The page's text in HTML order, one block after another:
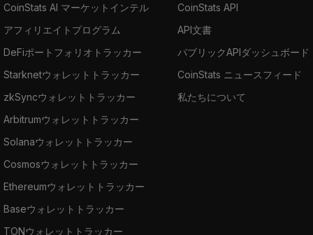
CoinStats AI マーケットインテル
アフィリエイトプログラム
DeFiポートフォリオトラッカー
Starknetウォレットトラッカー
zkSyncウォレットトラッカー
Arbitrumウォレットトラッカー
Solanaウォレットトラッカー
Cosmosウォレットトラッカー
Ethereumウォレットトラッカー
Baseウォレットトラッカー
TONウォレットトラッカー
CoinStats API
API文書
パブリックAPIダッシュボード
CoinStats ニュースフィード
私たちについて